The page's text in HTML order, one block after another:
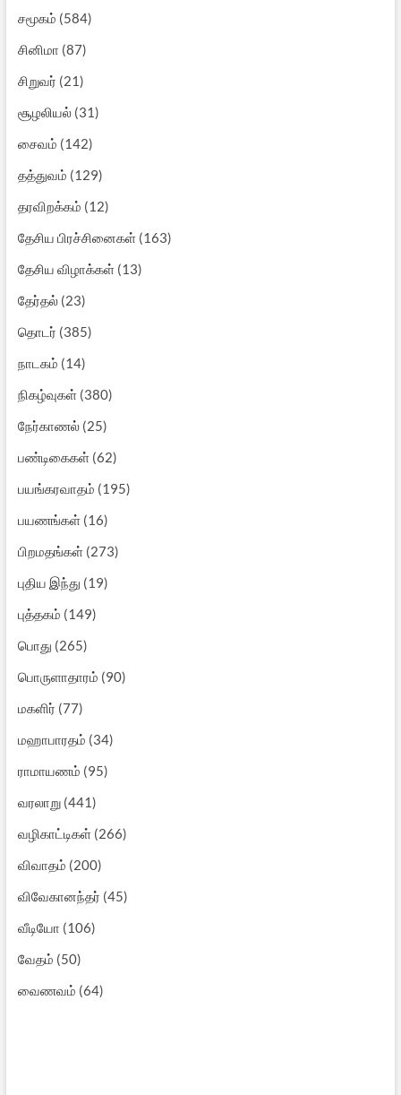
சமூகம் (584)
சினிமா (87)
சிறுவர் (21)
சூழலியல்(31)
சைவம் (142)
தத்துவம் (129)
தரவிறக்கம் (12)
தேசிய பிரச்சினைகள்(163)
தேசிய விழாக்கள்(13)
தேர்தல்(23)
தொடர் (385)
நாடகம் (14)
நிகழ்வுகள்(380)
நேர்காணல்(25)
பண்டிகைகள்(62)
பயங்கரவாதம் (195)
பயணங்கள்(16)
பிறமதங்கள்(273)
புதிய இந்து (19)
புத்தகம் (149)
பொது (265)
பொருளாதாரம் (90)
மகளிர் (77)
மஹாபாரதம் (34)
ராமாயணம் (95)
வரலாறு(441)
வழிகாட்டிகள்(266)
விவாதம் (200)
விவேகானந்தர் (45)
வீடியோ (106)
வேதம் (50)
வைணவம் (64)